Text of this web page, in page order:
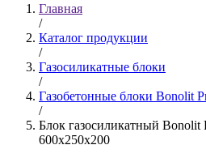
Главная
/
Каталог продукции
/
Газосиликатные блоки
/
Газобетонные блоки Bonolit
/
Блок газосиликатный Bonolit
600x250x200